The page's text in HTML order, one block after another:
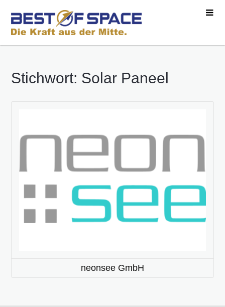
Stichwort: Solar Paneel
neonsee GmbH